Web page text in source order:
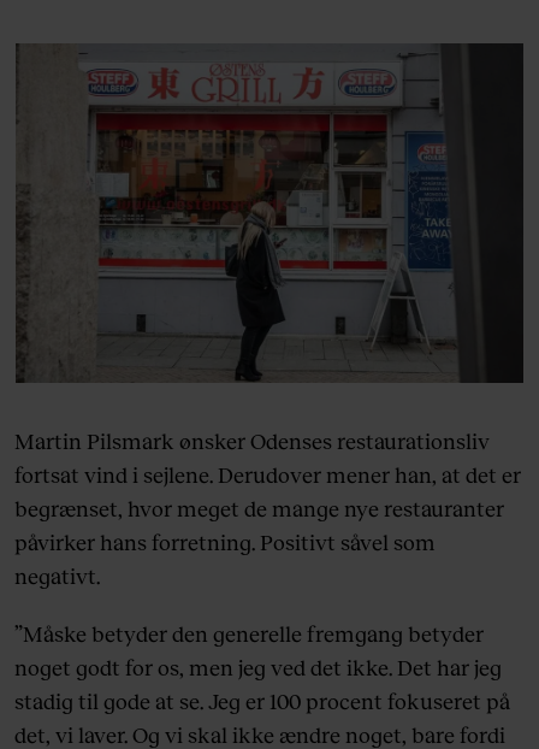
Martin Pilsmark ønsker Odenses restaurationsliv
fortsat vind i sejlene. Derudover mener han, at det er
begrænset, hvor meget de mange nye restauranter
påvirker hans forretning. Positivt såvel som
negativt.
”Måske betyder den generelle fremgang betyder
noget godt for os, men jeg ved det ikke. Det har jeg
stadig til gode at se. Jeg er 100 procent fokuseret på
det, vi laver. Og vi skal ikke ændre noget, bare fordi